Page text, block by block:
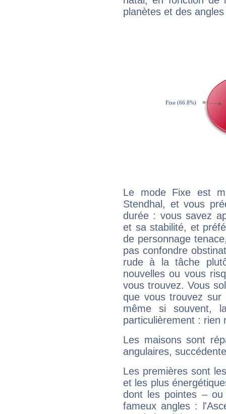
planètes et des
Le mode Fixe est
Stendhal, et vous
durée : vous savez
et sa stabilité, et
de personnage
pas confondre
rude à la tâche
nouvelles ou vous
vous trouvez. Vous
que vous trouvez
même si souvent,
particulièrement : rien
Les maisons sont
angulaires,
Les premières sont
et les plus
dont les pointes –
fameux angles :